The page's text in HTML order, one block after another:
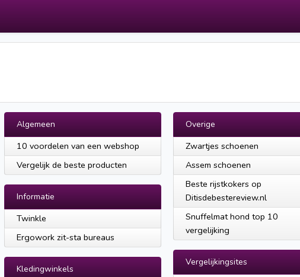
Algemeen
10 voordelen van een webshop
Vergelijk de beste producten
Informatie
Twinkle
Ergowork zit-sta bureaus
Kledingwinkels
Overige
Zwartjes schoenen
Assem schoenen
Beste rijstkokers op
Ditisdebestereview.nl
Snuffelmat hond top 10
vergelijking
Vergelijkingsites